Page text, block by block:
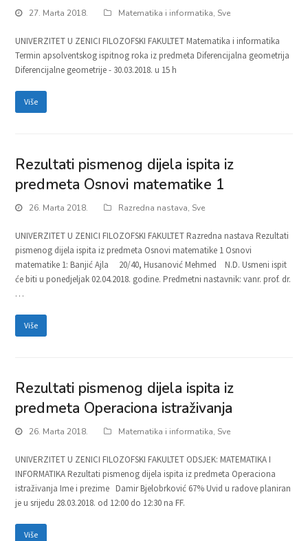
27. Marta 2018. Matematika i informatika, Sve
UNIVERZITET U ZENICI FILOZOFSKI FAKULTET Matematika i informatika
Termin apsolventskog ispitnog roka iz predmeta Diferencijalna geometrija
Diferencijalne geometrije - 30.03.2018. u 15 h
Više
Rezultati pismenog dijela ispita iz
predmeta Osnovi matematike 1
26. Marta 2018. Razredna nastava, Sve
UNIVERZITET U ZENICI FILOZOFSKI FAKULTET Razredna nastava Rezultati
pismenog dijela ispita iz predmeta Osnovi matematike 1 Osnovi
matematike 1: Banjić Ajla 20/40, Husanović Mehmed N.D. Usmeni ispit
će biti u ponedjeljak 02.04.2018. godine. Predmetni nastavnik: vanr. prof. dr.
…
Više
Rezultati pismenog dijela ispita iz
predmeta Operaciona istraživanja
26. Marta 2018. Matematika i informatika, Sve
UNIVERZITET U ZENICI FILOZOFSKI FAKULTET ODSJEK: MATEMATIKA I
INFORMATIKA Rezultati pismenog dijela ispita iz predmeta Operaciona
istraživanja Ime i prezime Damir Bjelobrković 67% Uvid u radove planiran
je u srijedu 28.03.2018. od 12:00 do 12:30 na FF.
Više